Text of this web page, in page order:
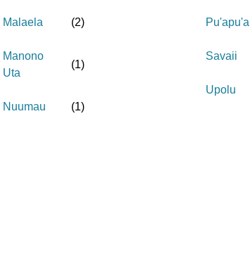
Malaela (2)
Manono
Uta
(1)
Nuumau (1)
Pu'apu'a
Savaii
Upolu